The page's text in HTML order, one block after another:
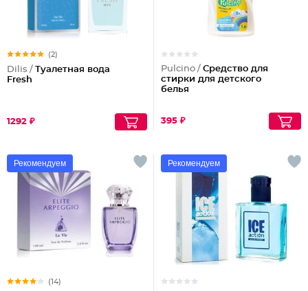
(2)
Dilis / Туалетная вода
Fresh
1292 ₽
Pulcino / Средство для
стирки для детского
белья
395 ₽
Рекомендуем
(14)
Рекомендуем